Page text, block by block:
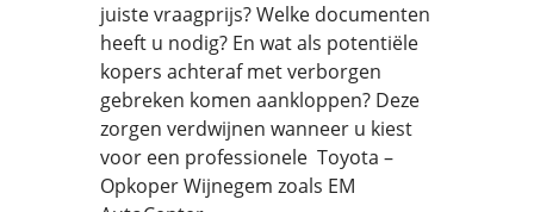
juiste vraagprijs? Welke documenten
heeft u nodig? En wat als potentiële
kopers achteraf met verborgen
gebreken komen aankloppen? Deze
zorgen verdwijnen wanneer u kiest
voor een professionele Toyota –
Opkoper Wijnegem zoals EM